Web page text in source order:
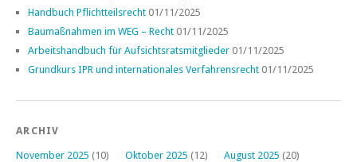
Handbuch Pflichtteilsrecht 01/11/2025
Baumaßnahmen im WEG – Recht 01/11/2025
Arbeitshandbuch für Aufsichtsratsmitglieder 01/11/2025
Grundkurs IPR und internationales Verfahrensrecht 01/11/2025
ARCHIV
November 2025 (10) Oktober 2025 (12) August 2025 (20)